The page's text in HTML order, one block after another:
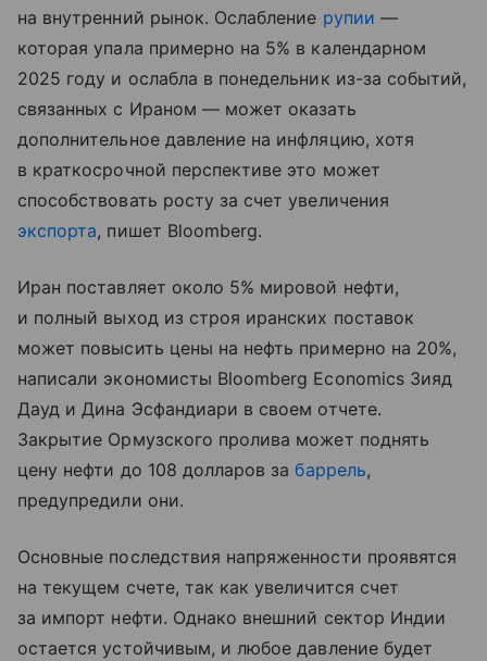
на внутренний рынок. Ослабление рупии —
которая упала примерно на 5% в календарном
2025 году и ослабла в понедельник из-за событий,
связанных с Ираном — может оказать
дополнительное давление на инфляцию, хотя
в краткосрочной перспективе это может
способствовать росту за счет увеличения
экспорта, пишет Bloomberg.
Иран поставляет около 5% мировой нефти,
и полный выход из строя иранских поставок
может повысить цены на нефть примерно на 20%,
написали экономисты Bloomberg Economics Зияд
Дауд и Дина Эсфандиари в своем отчете.
Закрытие Ормузского пролива может поднять
цену нефти до 108 долларов забаррель,
предупредили они.
Основные последствия напряженности проявятся
на текущем счете, так как увеличится счет
за импорт нефти. Однако внешний сектор Индии
остается устойчивым, и любое давление будет